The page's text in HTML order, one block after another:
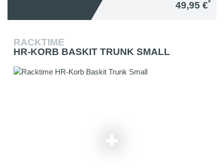
49,95 €*
RACKTIME
HR-KORB BASKIT TRUNK SMALL